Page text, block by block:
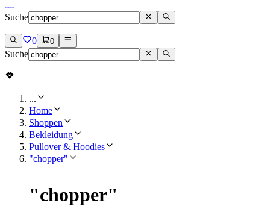
Suche
0 0
Suche
...
Home
Shoppen
Bekleidung
Pullover & Hoodies
"chopper"
"chopper"